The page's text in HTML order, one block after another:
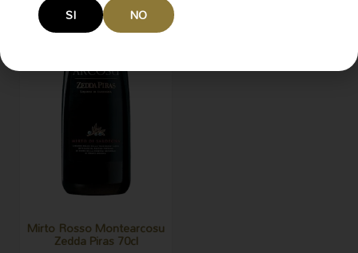
Mirto Rosso Montearcosu
Zedda Piras 70cl
SI NO